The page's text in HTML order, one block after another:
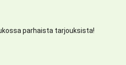
parhaista tarjouksista!